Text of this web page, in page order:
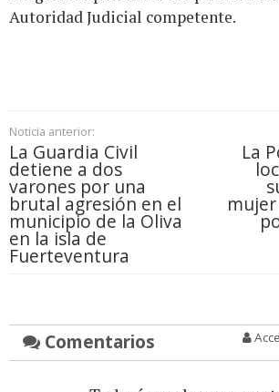
Autoridad Judicial competente.
Noticia anterior:
La Guardia Civil
detiene a dos
varones por una
brutal agresión en el
municipio de la Oliva
en la isla de
Fuerteventura
La
Comentarios